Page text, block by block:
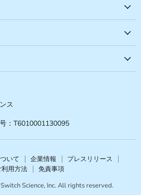
ス
：T6010001130095
いて 企業情報
プレスリリース
利用方法
免責事項
Science, Inc. All rights reserved.